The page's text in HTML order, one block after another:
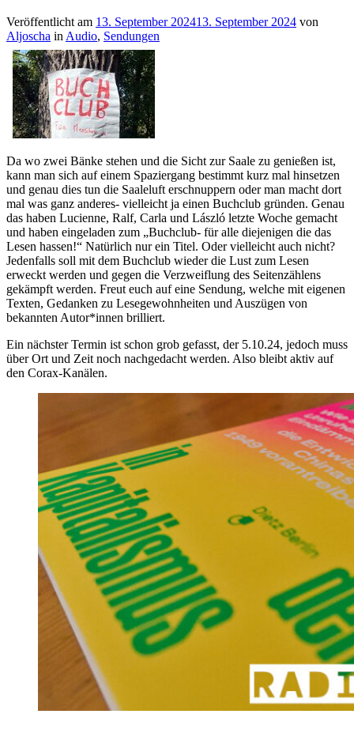
Veröffentlicht am 13. September 202413. September 2024 von
Aljoscha inAudio, Sendungen
Da wo zwei Bänke stehen und die Sicht zur Saale zu genießen ist,
kann man sich auf einem Spaziergang bestimmt kurz mal hinsetzen
und genau dies tun die Saaleluft erschnuppern oder man macht dort
mal was ganz anderes- vielleicht ja einen Buchclub gründen. Genau
das haben Lucienne, Ralf, Carla und László letzte Woche gemacht
und haben eingeladen zum „Buchclub- für alle diejenigen die das
Lesen hassen!“ Natürlich nur ein Titel. Oder vielleicht auch nicht?
Jedenfalls soll mit dem Buchclub wieder die Lust zum Lesen
erweckt werden und gegen die Verzweiflung des Seitenzählens
gekämpft werden. Freut euch auf eine Sendung, welche mit eigenen
Texten, Gedanken zu Lesegewohnheiten und Auszügen von
bekannten Autor*innen brilliert.
Ein nächster Termin ist schon grob gefasst, der 5.10.24, jedoch muss
über Ort und Zeit noch nachgedacht werden. Also bleibt aktiv auf
den Corax-Kanälen.